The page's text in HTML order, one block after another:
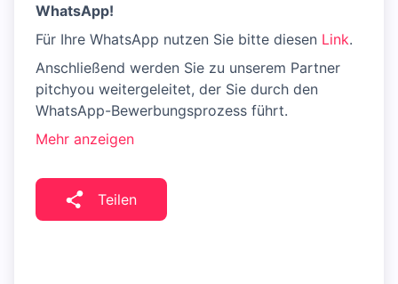
WhatsApp!
Für Ihre WhatsApp nutzen Sie bitte diesen Link.
Anschließend werden Sie zu unserem Partner
pitchyou weitergeleitet, der Sie durch den
WhatsApp-Bewerbungsprozess führt.
Mehr anzeigen
Teilen